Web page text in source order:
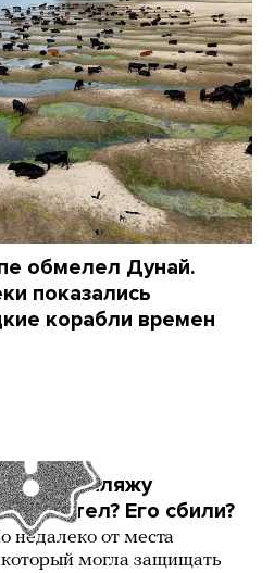
обмелел Дунай.
показались
корабли времен
по пляжу
он летел? Его сбили?
недалеко от места
могла защищать